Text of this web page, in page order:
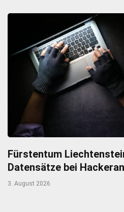
Fürstentum
Datensätze bei
3. August 2026